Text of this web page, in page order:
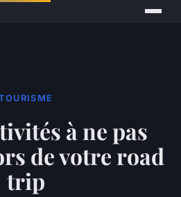
à ne pas
de votre road
trip